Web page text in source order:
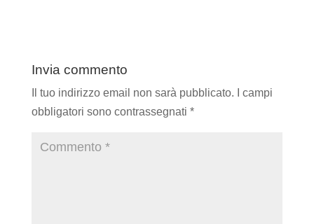
Invia commento
Il tuo indirizzo email non sarà pubblicato.
I campi
obbligatori sono contrassegnati *